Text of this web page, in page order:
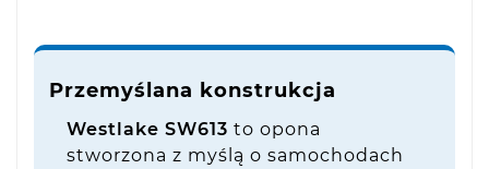
Przemyślana konstrukcja
Westlake SW613 to opona
stworzona z myślą o samochodach